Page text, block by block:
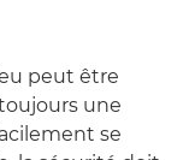
peut être
une
se